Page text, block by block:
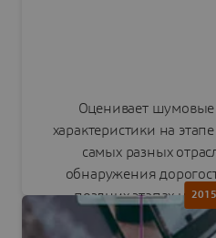
Оценивает
характеристики на
самых разных
обнаружения
поздних этапах
Интегрировано в
2015